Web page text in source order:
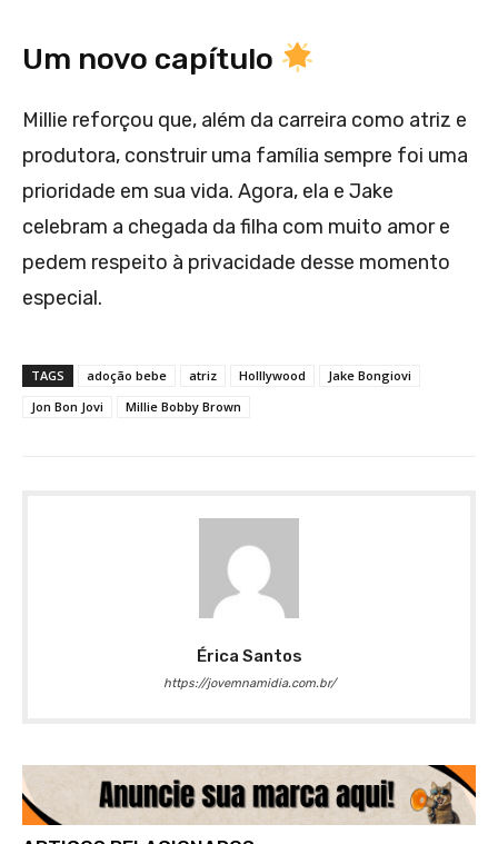
Um novo capítulo
Millie reforçou que, além da carreira como atriz e
produtora, construir uma família sempre foi uma
prioridade em sua vida. Agora, ela e Jake
celebram a chegada da filha com muito amor e
pedem respeito à privacidade desse momento
especial.
TAGS adoção bebe atriz Holllywood
Jake Bongiovi
Jon Bon Jovi
Millie Bobby Brown
Érica Santos
https://jovemnamidia.com.br/